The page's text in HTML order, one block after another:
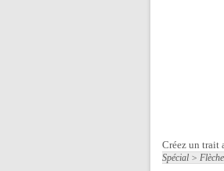
Créez un trait
Spécial >